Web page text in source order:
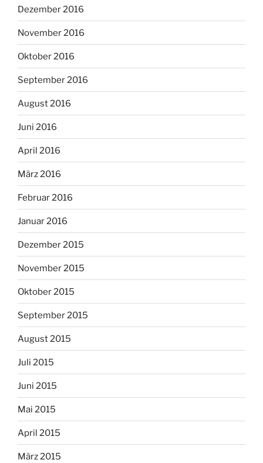
Dezember 2016
November 2016
Oktober 2016
September 2016
August 2016
Juni 2016
April 2016
März 2016
Februar 2016
Januar 2016
Dezember 2015
November 2015
Oktober 2015
September 2015
August 2015
Juli 2015
Juni 2015
Mai 2015
April 2015
März 2015